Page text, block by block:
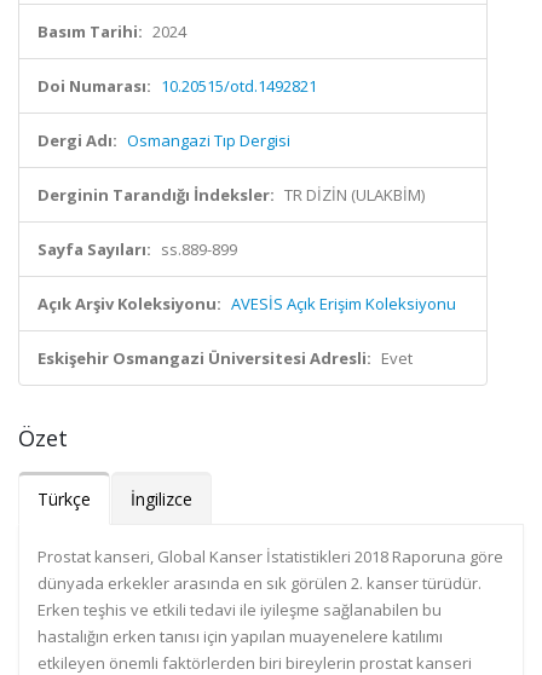
Basım Tarihi: 2024
Doi Numarası: 10.20515/otd.1492821
Dergi Adı: Osmangazi Tıp Dergisi
Derginin Tarandığı İndeksler: TR DİZİN (ULAKBİM)
Sayfa Sayıları: ss.889-899
Açık Arşiv Koleksiyonu: AVESİS Açık Erişim Koleksiyonu
Eskişehir Osmangazi Üniversitesi Adresli: Evet
Özet
Türkçe İngilizce
Prostat kanseri, Global Kanser İstatistikleri 2018 Raporuna göre
dünyada erkekler arasında en sık görülen 2. kanser türüdür.
Erken teşhis ve etkili tedavi ile iyileşme sağlanabilen bu
hastalığın erken tanısı için yapılan muayenelere katılımı
etkileyen önemli faktörlerden biri bireylerin prostat kanseri